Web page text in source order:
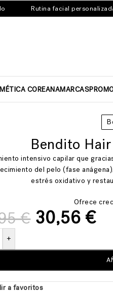
Rutina facial personalizada
COREANAMARCAS
Bendito
intensivo capilar que
del pelo (fase
estrés oxidativo y
Ofrece
€ 30,56 €
+
a favoritos